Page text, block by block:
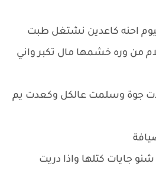
احنه كاعدين نشتغل طبت
من وره خشمها مال تكبر واني
جوة وسلمت عالكل وكعدت يم
جايات كتلها واذا دريت